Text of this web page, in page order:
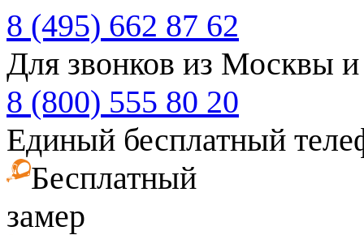
8 (495) 662 87 62
Для звонков из Москвы
8 (800) 555 80 20
Единый бесплатный
Бесплатный
замер